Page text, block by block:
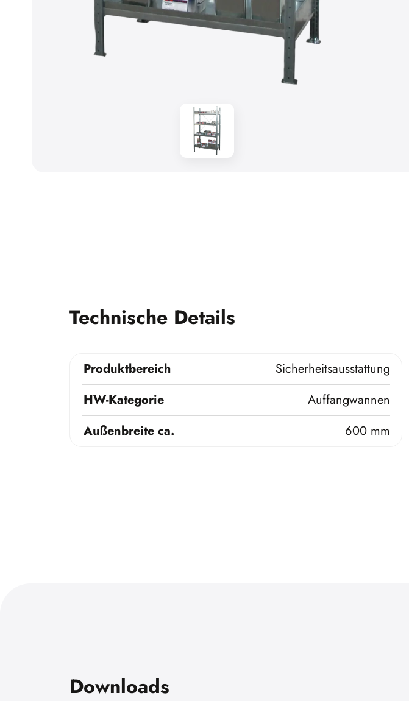
Technische Details
Produktbereich
Sicherheitsausstattung
HW-Kategorie
Auffangwannen
Außenbreite ca.
600 mm
Downloads